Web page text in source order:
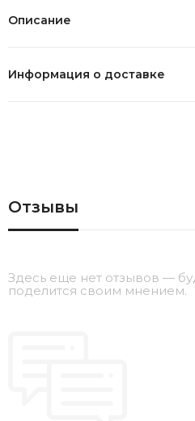
Описание
Информация о доставке
Отзывы
Здесь еще нет отзывов —
поделится своим мнением.